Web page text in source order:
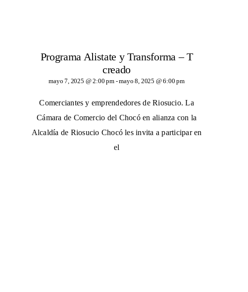
Programa Alistate y Transforma – T
creado
mayo 7, 2025 @ 2:00 pm-mayo 8, 2025 @ 6:00 pm
Comerciantes y emprendedores de Riosucio. La
Cámara de Comercio del Chocó en alianza con la
Alcaldía de Riosucio Chocó les invita a participar en
el